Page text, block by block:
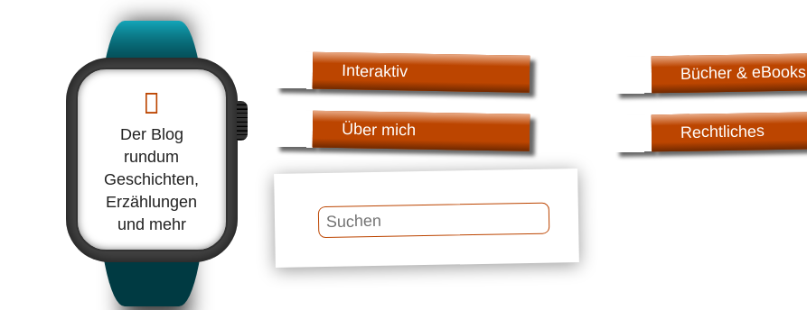
Der Blog
rundum
Geschichten,
Erzählungen
und mehr
Interaktiv Bücher & eBooks
Über mich Rechtliches
Suchen